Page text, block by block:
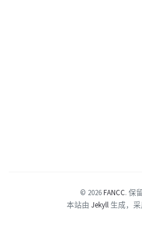
© 2026FANCC. 保
本站由 Jekyll 生成，采